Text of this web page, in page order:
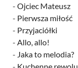
- Ojciec Mateusz
- Pierwsza miłość
- Przyjaciółki
- Allo, allo!
- Jaka to melodia?